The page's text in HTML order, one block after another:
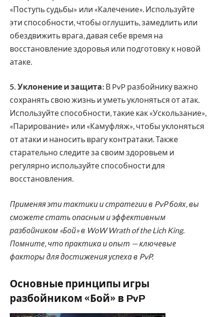
«Поступь судьбы» или «Калечение». Используйте
эти способности, чтобы оглушить, замедлить или
обездвижить врага, давая себе время на
восстановление здоровья или подготовку к новой
атаке.
5. Уклонение и защита: В PvP разбойнику важно
сохранять свою жизнь и уметь уклоняться от атак.
Используйте способности, такие как «Ускользание»,
«Парирование» или «Камуфляж», чтобы уклоняться
от атаки и наносить врагу контратаки. Также
старательно следите за своим здоровьем и
регулярно используйте способности для
восстановления.
Применяя эти тактики и стратегии в PvP боях, вы
сможете стать опасным и эффективным
разбойником «Бой» в WoW Wrath of the Lich King.
Помните, что практика и опыт — ключевые
факторы для достижения успеха в PvP.
Основные принципы игры
разбойником «Бой» в PvP